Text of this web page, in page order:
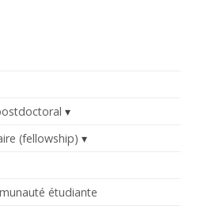
(fellowship)
étudiante